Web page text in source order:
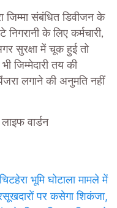
जिम्मा संबंधित डिवीजन के
के लिए कर्मचारी,
सुरक्षा में चूक हुई तो
जिम्मेदारी तय की
लगाने की अनुमति नहीं
वार्डन
चिटहेरा भूमि घोटाला मामले में
पर कसेगा शिकंजा,